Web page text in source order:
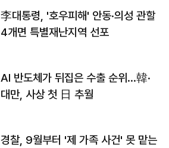
李대통령, '호우피해' 안동·의성 관할
4개면 특별재난지역 선포
AI 반도체가 뒤집은 수출 순위…韓·
대만, 사상 첫 日 추월
경찰, 9월부터 '제 가족 사건' 못 맡는